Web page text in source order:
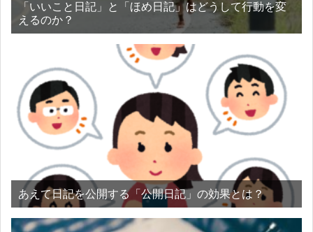
「いいこと日記」と「ほめ日記」はどうして行動を変
えるのか？
あえて日記を公開する「公開日記」の効果とは？